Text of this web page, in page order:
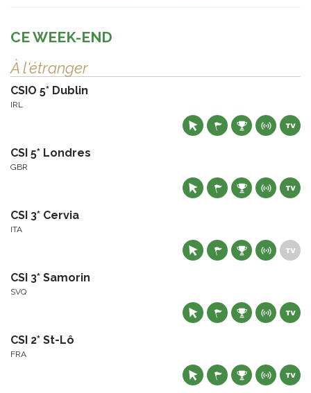
CE WEEK-END
À l'étranger
CSIO 5* Dublin
IRL
CSI 5* Londres
GBR
CSI 3* Cervia
ITA
CSI 3* Samorin
SVQ
CSI 2* St-Lô
FRA